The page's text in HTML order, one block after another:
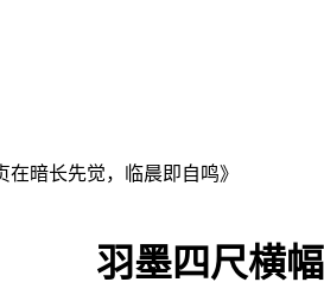
暗长先觉，临晨即自鸣》
羽墨四尺横